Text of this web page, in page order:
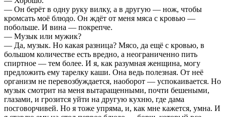
— Он берёт в одну руку вилку, а в другую — нож, чтобы
кромсать моё блюдо. Он ждёт от меня мяса с кровью —
побольше. И вина — покрепче.
— Музык или мужик?
— Да, музык. Но какая разница? Мясо, да ещё с кровью, в
большом количестве есть вредно, а неограниченно пить
спиртное — тем более. И я, как разумная женщина, могу
предложить ему тарелку каши. Она ведь полезная. От неё
организм не перевозбуждается, наоборот — успокаивается. Но
музык смотрит на меня вытаращенными, почти бешеными,
глазами, и грозится уйти на другую кухню, где дама
посговорчивей. Но я тоже упряма, и, как мне кажется, умна. И